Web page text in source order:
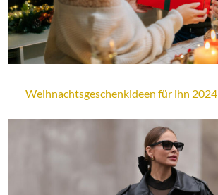
Weihnachtsgeschenkideen für ihn 2024